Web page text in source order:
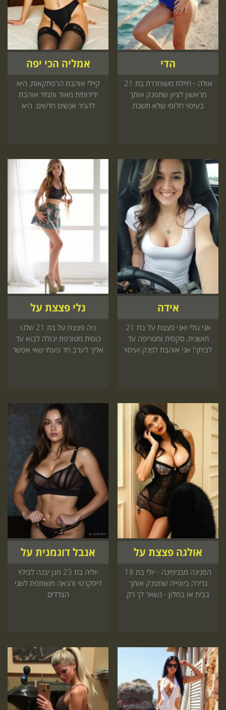
הדי
אולה - חיילת משוחררת בת 21
מראשון לציון שתפנק אותך
בעיסוי חלומי שלא תשכח
אמליה הכי יפה
קיילי אוהבת הרפתקאות, היא
ידידותית מאוד ותמיד אוהבת
להכיר אנשים חדשים. היא
אידה
אני גולי ואני פצצת על בת 21
חושנית, סקסית ומטריפה עד
לביתך! אני אוהבת לפנק ועיסוי
נלי פצצת על
ניה פצצת על בת 21 שלנו
כוסית מטורפת יכולה לבוא עד
אליך לערב חד פעמי שאי אפשר
אולגה פצצת על
הפנינה מבנימינה - יולי בת 18
נדירה ביופייה שתפנק אותך
בבית או במלון - נשאר לך רק
אנבל דוגמנית על
יוליה בת 23 מגן יבנה לבילוי
דיסקרטי והנאה משותפת לשני
הצדדים